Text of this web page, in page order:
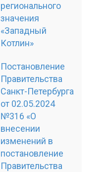
регионального
значения
«Западный
Котлин»
Постановление
Правительства
Санкт-Петербурга
от 02.05.2024
№316 «О
внесении
изменений в
постановление
Правительства